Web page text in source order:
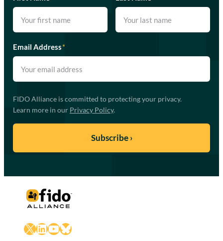
Email Address*
FIDO Alliance is committed to protecting your privacy.
Learn more in our Privacy Policy.
X LinkedIn
YouTube
Bluesky